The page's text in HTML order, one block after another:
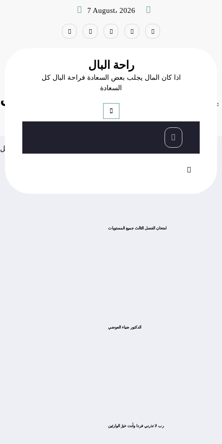
7 August، 2026
راحة البال
اذا كان المال يجلب بعض السعادة فراحة البال كل
السعادة
إنهاء الطلب
عاجل
امتحان الفصل الثالث جميع المستويات
الدكتور ضياء العوضي
ﺭﺏ ﻻ ﺗﺬﺭﻧﻲ ﻓﺮﺩﺍ ﻭﺃﻧﺖ ﺧﻴﺮُ ﺍﻟﻮﺍﺭﺛﻴﻦ